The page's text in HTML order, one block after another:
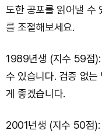
도한 공포를 읽어낼 수
를 조절해보세요.
1989년생 (지수 59점):
수 있습니다. 검증 없
게 좋겠습니다.
2001년생 (지수 50점):